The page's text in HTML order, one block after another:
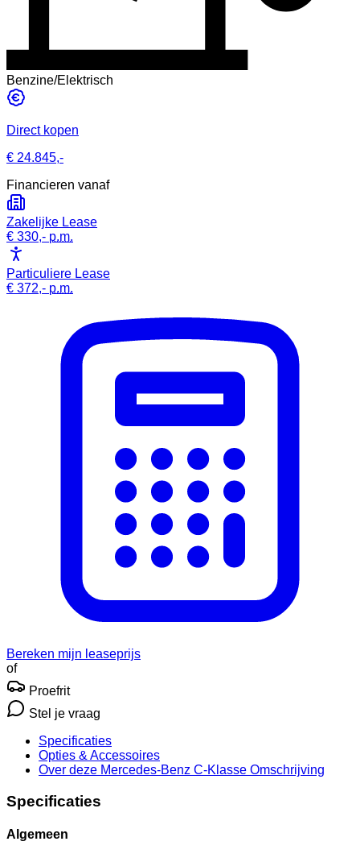
Benzine/Elektrisch
Direct kopen
€ 24.845,-
Financieren vanaf
Zakelijke Lease
€ 330,- p.m.
Particuliere Lease
€ 372,- p.m.
Bereken mijn leaseprijs
of
Proefrit
Stel je vraag
Specificaties
Opties & Accessoires
Over deze Mercedes-Benz C-Klasse Omschrijving
Specificaties
Algemeen